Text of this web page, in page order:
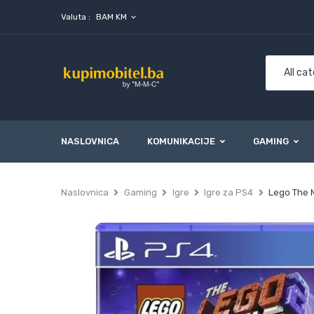
Valuta : BAM KM expand_more
NASLOVNICA KOMUNIKACIJE GAMING
Naslovnica Gaming Igre Igre za PS4 Lego The